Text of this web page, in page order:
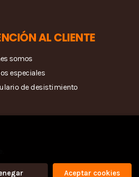
AL CLIENTE
somos
especiales
de desistimiento
Aceptar cookies